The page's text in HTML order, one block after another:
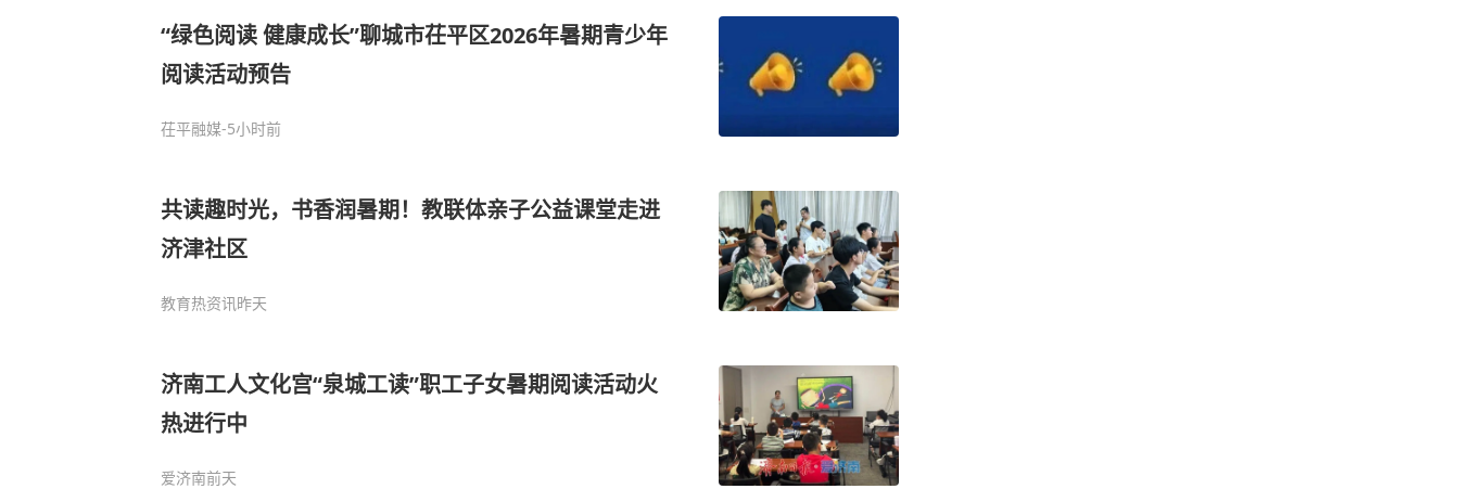
“绿色阅读 健康成长”聊城市茌平区2026年暑期青少年
阅读活动预告
茌平融媒-5小时前
共读趣时光，书香润暑期！教联体亲子公益课堂走进
济津社区
教育热资讯昨天
济南工人文化宫“泉城工读”职工子女暑期阅读活动火
热进行中
爱济南前天